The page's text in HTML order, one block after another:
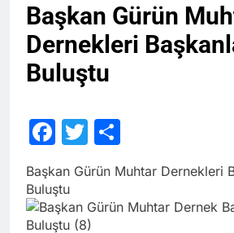
Başkan Gürün
Dernekleri
Buluştu
Facebook
Twitter
Başkan Gürün Muhtar Dernekleri
Buluştu